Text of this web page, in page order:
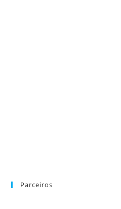
Parceiros